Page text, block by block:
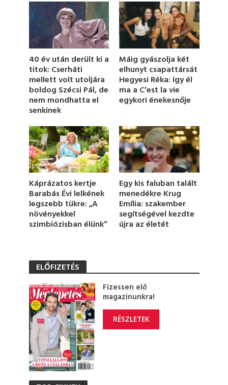
o
n
d
s
o
m
i
n
u
t
e
,
1
s
e
c
o
n
s
40 év után derült ki a
titok: Cserháti
mellett volt utoljára
boldog Szécsi Pál, de
nem mondhatta el
senkinek
Máig gyászolja két
elhunyt csapattársát
Hegyesi Réka: így él
ma a C’est la vie
egykori énekesnője
Káprázatos kertje
Barabás Évi lelkének
legszebb tükre: „A
növényekkel
szimbiózisban élünk”
Egy kis faluban talált
menedékre Krug
Emília: szakember
segítségével kezdte
újra az életét
ELŐFIZETÉS
Fizessen elő
magazinunkra!
RÉSZLETEK